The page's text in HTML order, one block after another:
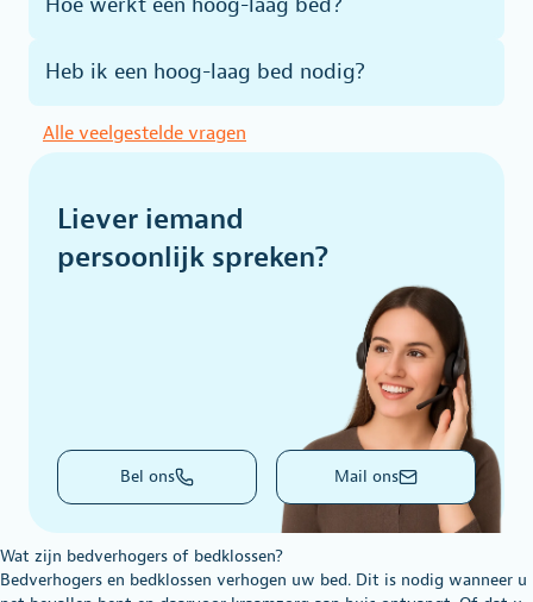
Heb ik een hoog-laag bed nodig?
Alle veelgestelde vragen
Liever iemand
persoonlijk spreken?
Bel ons Mail ons
Wat zijn bedverhogers of bedklossen?
Bedverhogers en bedklossen verhogen uw bed. Dit is nodig wanneer u